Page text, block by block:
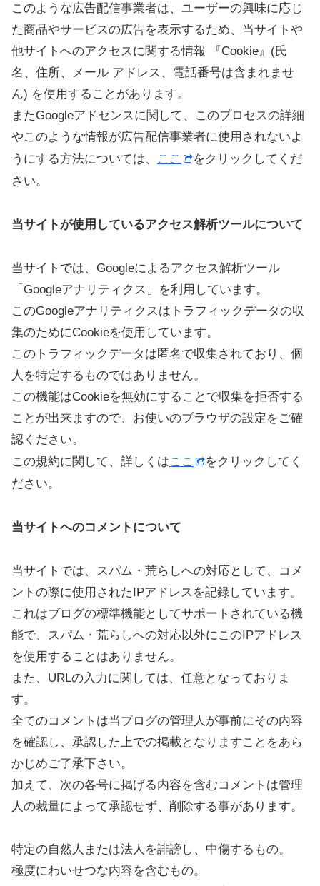
このような広告配信事業者は、ユーザーの興味に応じ
た商品やサービスの広告を表示するため、当サイトや
他サイトへのアクセスに関する情報 『Cookie』(氏
名、住所、メール アドレス、電話番号は含まれませ
ん) を使用することがあります。
またGoogleアドセンスに関して、このプロセスの詳細
やこのような情報が広告配信事業者に使用されないよ
うにする方法については、
ここ
をクリックしてくだ
さい。
当サイトが使用しているアクセス解析ツールについて
当サイトでは、Googleによるアクセス解析ツール
「Googleアナリティクス」を利用しています。
このGoogleアナリティクスはトラフィックデータの収
集のためにCookieを使用しています。
このトラフィックデータは匿名で収集されており、個
人を特定するものではありません。
この機能はCookieを無効にすることで収集を拒否する
ことが出来ますので、お使いのブラウザの設定をご確
認ください。
この規約に関して、詳しくはここ
をクリックしてく
ださい。
当サイトへのコメントについて
当サイトでは、スパム・荒らしへの対応として、コメ
ントの際に使用されたIPアドレスを記録しています。
これはブログの標準機能としてサポートされている機
能で、スパム・荒らしへの対応以外にこのIPアドレス
を使用することはありません。
また、URLの入力に関しては、任意となっておりま
す。
全てのコメントは当ブログの管理人が事前にその内容
を確認し、承認した上での掲載となりますことをあら
かじめご了承下さい。
加えて、次の各号に掲げる内容を含むコメントは管理
人の裁量によって承認せず、削除する事があります。
特定の自然人または法人を誹謗し、中傷するもの。
極度にわいせつな内容を含むもの。